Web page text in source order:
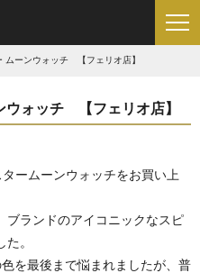
ーンウォッチ 【フェリオ店】
ォッチ 【フェリオ店】
ームーンウォッチをお買い上
ブランドのアイコニックなスピ
。
を最後まで悩まれましたが、普